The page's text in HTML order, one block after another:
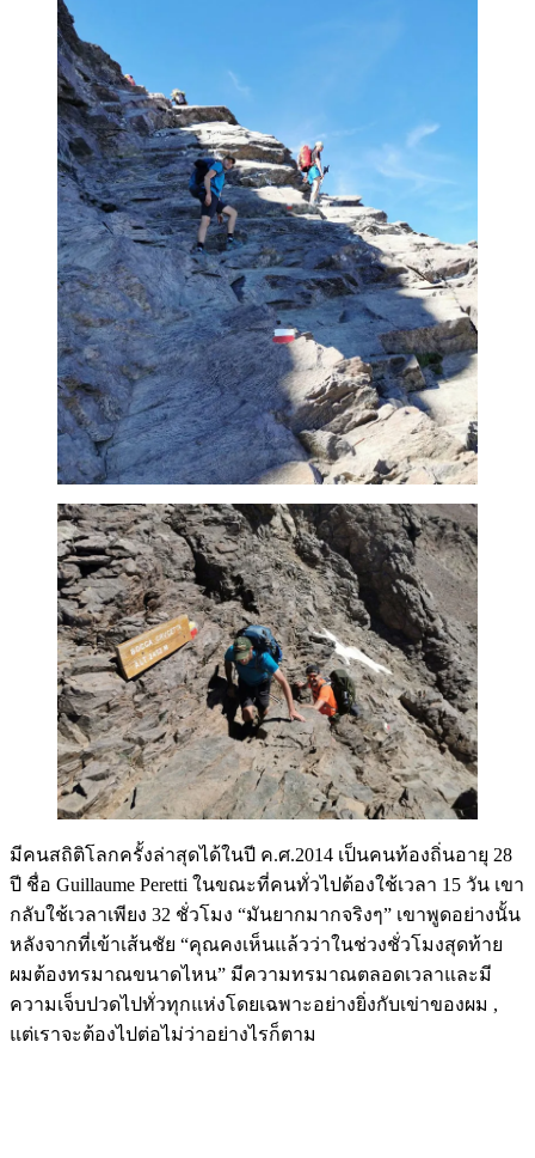
มีคนสถิติโลกครั้งล่าสุดได้ในปี ค.ศ.2014 เป็นคนท้องถิ่นอายุ 28
ปี ชื่อ Guillaume Peretti ในขณะที่คนทั่วไปต้องใช้เวลา 15 วัน เขา
กลับใช้เวลาเพียง 32 ชั่วโมง “มันยากมากจริงๆ” เขาพูดอย่างนั้น
หลังจากที่เข้าเส้นชัย “คุณคงเห็นแล้วว่าในช่วงชั่วโมงสุดท้าย
ผมต้องทรมาณขนาดไหน” มีความทรมาณตลอดเวลาและมี
ความเจ็บปวดไปทั่วทุกแห่งโดยเฉพาะอย่างยิ่งกับเข่าของผม ,
แต่เราจะต้องไปต่อไม่ว่าอย่างไรก็ตาม